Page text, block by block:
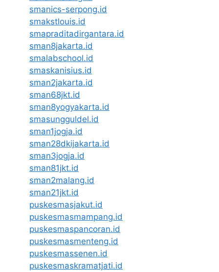
smanics-serpong.id
smakstlouis.id
smapraditadirgantara.id
sman8jakarta.id
smalabschool.id
smaskanisius.id
sman2jakarta.id
sman68jkt.id
sman8yogyakarta.id
smasungguldel.id
sman1jogja.id
sman28dkijakarta.id
sman3jogja.id
sman81jkt.id
sman2malang.id
sman21jkt.id
puskesmasjakut.id
puskesmasmampang.id
puskesmaspancoran.id
puskesmasmenteng.id
puskesmassenen.id
puskesmaskramatjati.id